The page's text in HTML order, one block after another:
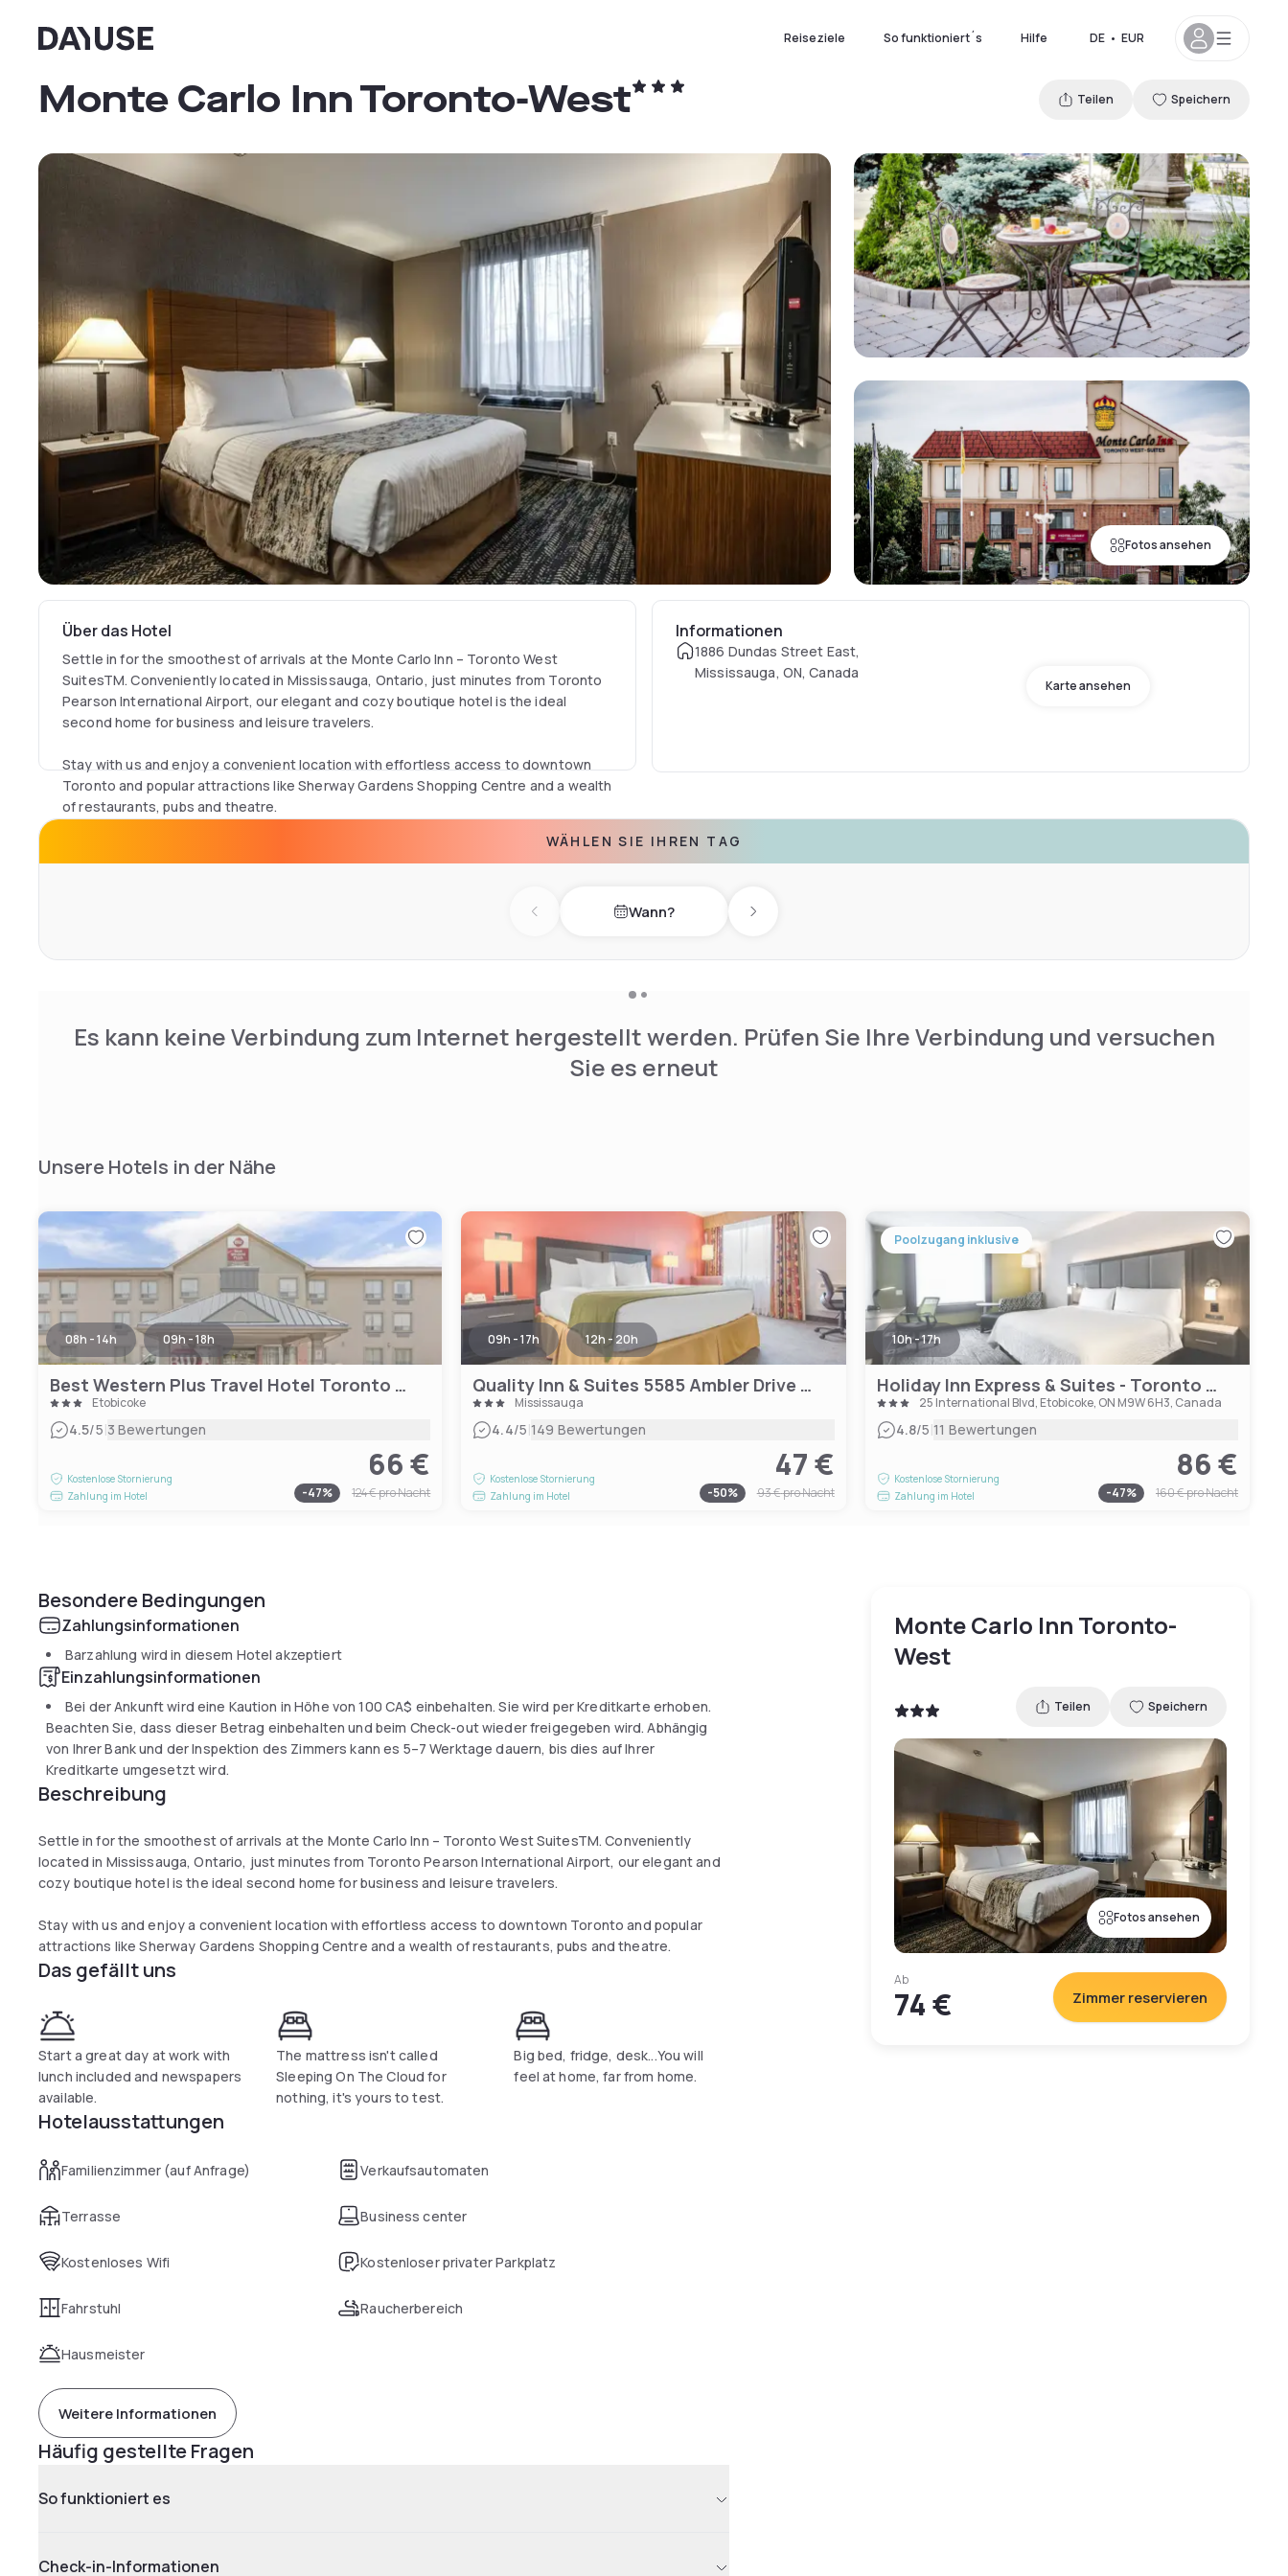
Dayuse Reiseziele So funktioniert´s Hilfe DE • EUR
Fotos ansehen
Monte Carlo Inn Toronto-West Teilen Speichern
Über das Hotel
Settle in for the smoothest of arrivals at the Monte Carlo Inn – Toronto West
SuitesTM. Conveniently located in Mississauga, Ontario, just minutes from Toronto
Pearson International Airport, our elegant and cozy boutique hotel is the ideal
second home for business and leisure travelers.
Stay with us and enjoy a convenient location with effortless access to downtown
Toronto and popular attractions like Sherway Gardens Shopping Centre and a wealth
of restaurants, pubs and theatre.
Informationen
1886 Dundas Street East,
Mississauga, ON, Canada
Karte ansehen
WÄHLEN SIE IHREN TAG
Previous day Wann? Next day
Es kann keine Verbindung zum Internet hergestellt werden. Prüfen Sie Ihre Verbindung und versuchen
Sie es erneut
Unsere Hotels in der Nähe
08h - 14h 09h - 18h
Best Western Plus Travel Hotel Toronto Airport
Etobicoke
4.5/5|3 Bewertungen
Kostenlose Stornierung
Zahlung im Hotel
66 €
-47% 124 €pro Nacht
09h - 17h 12h - 20h
Quality Inn & Suites 5585 Ambler Drive Mississauga Ontario
Mississauga
4.4/5|149 Bewertungen
Kostenlose Stornierung
Zahlung im Hotel
47 €
-50% 93 €pro Nacht
Poolzugang inklusive
10h - 17h
Holiday Inn Express & Suites - Toronto Airport South, an IHG Hotel
25 International Blvd, Etobicoke, ON M9W 6H3, Canada
4.8/5|11 Bewertungen
Kostenlose Stornierung
Zahlung im Hotel
86 €
-47% 160 €pro Nacht
Besondere Bedingungen
Zahlungsinformationen
Barzahlung wird in diesem Hotel akzeptiert
Einzahlungsinformationen
Bei der Ankunft wird eine Kaution in Höhe von100 CA$ einbehalten. Sie wird per Kreditkarte erhoben.
Beachten Sie, dass dieser Betrag einbehalten und beim Check-out wieder freigegeben wird. Abhängig
von Ihrer Bank und der Inspektion des Zimmers kann es 5–7 Werktage dauern, bis dies auf Ihrer
Kreditkarte umgesetzt wird.
Beschreibung
Settle in for the smoothest of arrivals at the Monte Carlo Inn – Toronto West SuitesTM. Conveniently
located in Mississauga, Ontario, just minutes from Toronto Pearson International Airport, our elegant and
cozy boutique hotel is the ideal second home for business and leisure travelers.
Stay with us and enjoy a convenient location with effortless access to downtown Toronto and popular
attractions like Sherway Gardens Shopping Centre and a wealth of restaurants, pubs and theatre.
Das gefällt uns
Start a great day at work with
lunch included and newspapers
available.
The mattress isn't called
Sleeping On The Cloud for
nothing, it's yours to test.
Big bed, fridge, desk...You will
feel at home, far from home.
Hotelausstattungen
Familienzimmer (auf Anfrage) Verkaufsautomaten
Terrasse Business center
Kostenloses Wifi Kostenloser privater Parkplatz
Fahrstuhl Raucherbereich
Hausmeister
Weitere Informationen
Häufig gestellte Fragen
So funktioniert es
Check-in-Informationen
Monte Carlo Inn Toronto-
West
Teilen Speichern
Fotos ansehen
Ab
74 € Zimmer reservieren